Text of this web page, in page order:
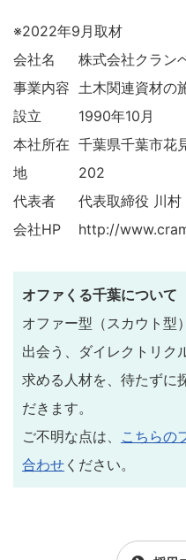
※2022年9月取材
会社名
株式会社クラン
事業内容 土木関連資材の
設立
1990年10月
本社所在
地
千葉県千葉市花
202
代表者
代表取締役 川村
会社HP
http://
オファくる千葉について
オファー型（スカウト型
出会う、ダイレクトリク
求める人材を、待たずに
だきます。
ご不明な点は、 こちらの
合わせ ください。